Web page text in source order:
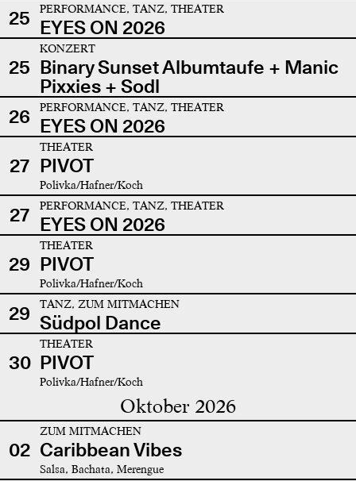
25 PERFORMANCE, TANZ, THEATER
EYES ON 2026
25
KONZERT
Binary Sunset Albumtaufe + Manic
Pixxies + Sodl
26
PERFORMANCE, TANZ, THEATER
EYES ON 2026
27
THEATER
PIVOT
Polivka/Hafner/Koch
27 PERFORMANCE, TANZ, THEATER
EYES ON 2026
29
THEATER
PIVOT
Polivka/Hafner/Koch
29 TANZ, ZUM MITMACHEN
Südpol Dance
30
THEATER
PIVOT
Polivka/Hafner/Koch
Oktober 2026
02
ZUM MITMACHEN
Caribbean Vibes
Salsa, Bachata, Merengue